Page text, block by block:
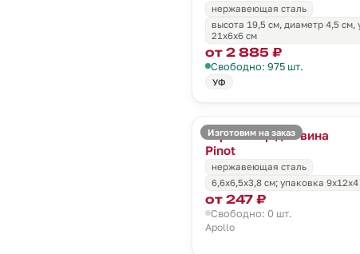
нержавеющая сталь
высота 19,5 см, диаметр 4,5 см,
21х6х6 см
от 2 885 ₽
Свободно: 975 шт.
УФ
Изготовим на заказ
Термометр для вина
Pinot
нержавеющая сталь
6,6х6,5х3,8 см; упаковка
от 247 ₽
Свободно: 0 шт.
Apollo